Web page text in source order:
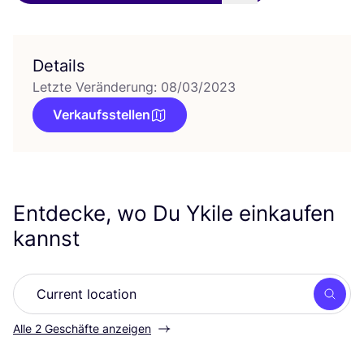
Details
Letzte Veränderung: 08/03/2023
Verkaufsstellen
Entdecke, wo Du Ykile einkaufen
kannst
Alle 2 Geschäfte anzeigen